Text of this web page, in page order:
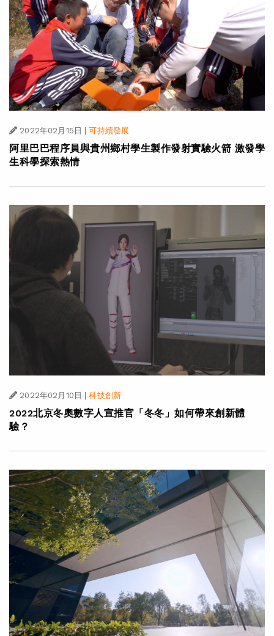
2022年02月15日 可持續發展
阿里巴巴程序員與貴州鄉村學生製作發射實驗火箭 激發學
生科學探索熱情
2022年02月10日 科技創新
2022北京冬奧數字人宣推官「冬冬」如何帶來創新體
驗？